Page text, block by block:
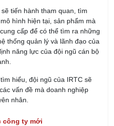
tiến hành tham quan, tìm
hình hiện tại, sản phẩm mà
cấp để có thể tìm ra những
thống quản lý và lãnh đạo của
năng lực của đội ngũ cán bộ
hiểu, đội ngũ của IRTC sẽ
vấn đề mà doanh nghiệp
nhân.
công ty mới